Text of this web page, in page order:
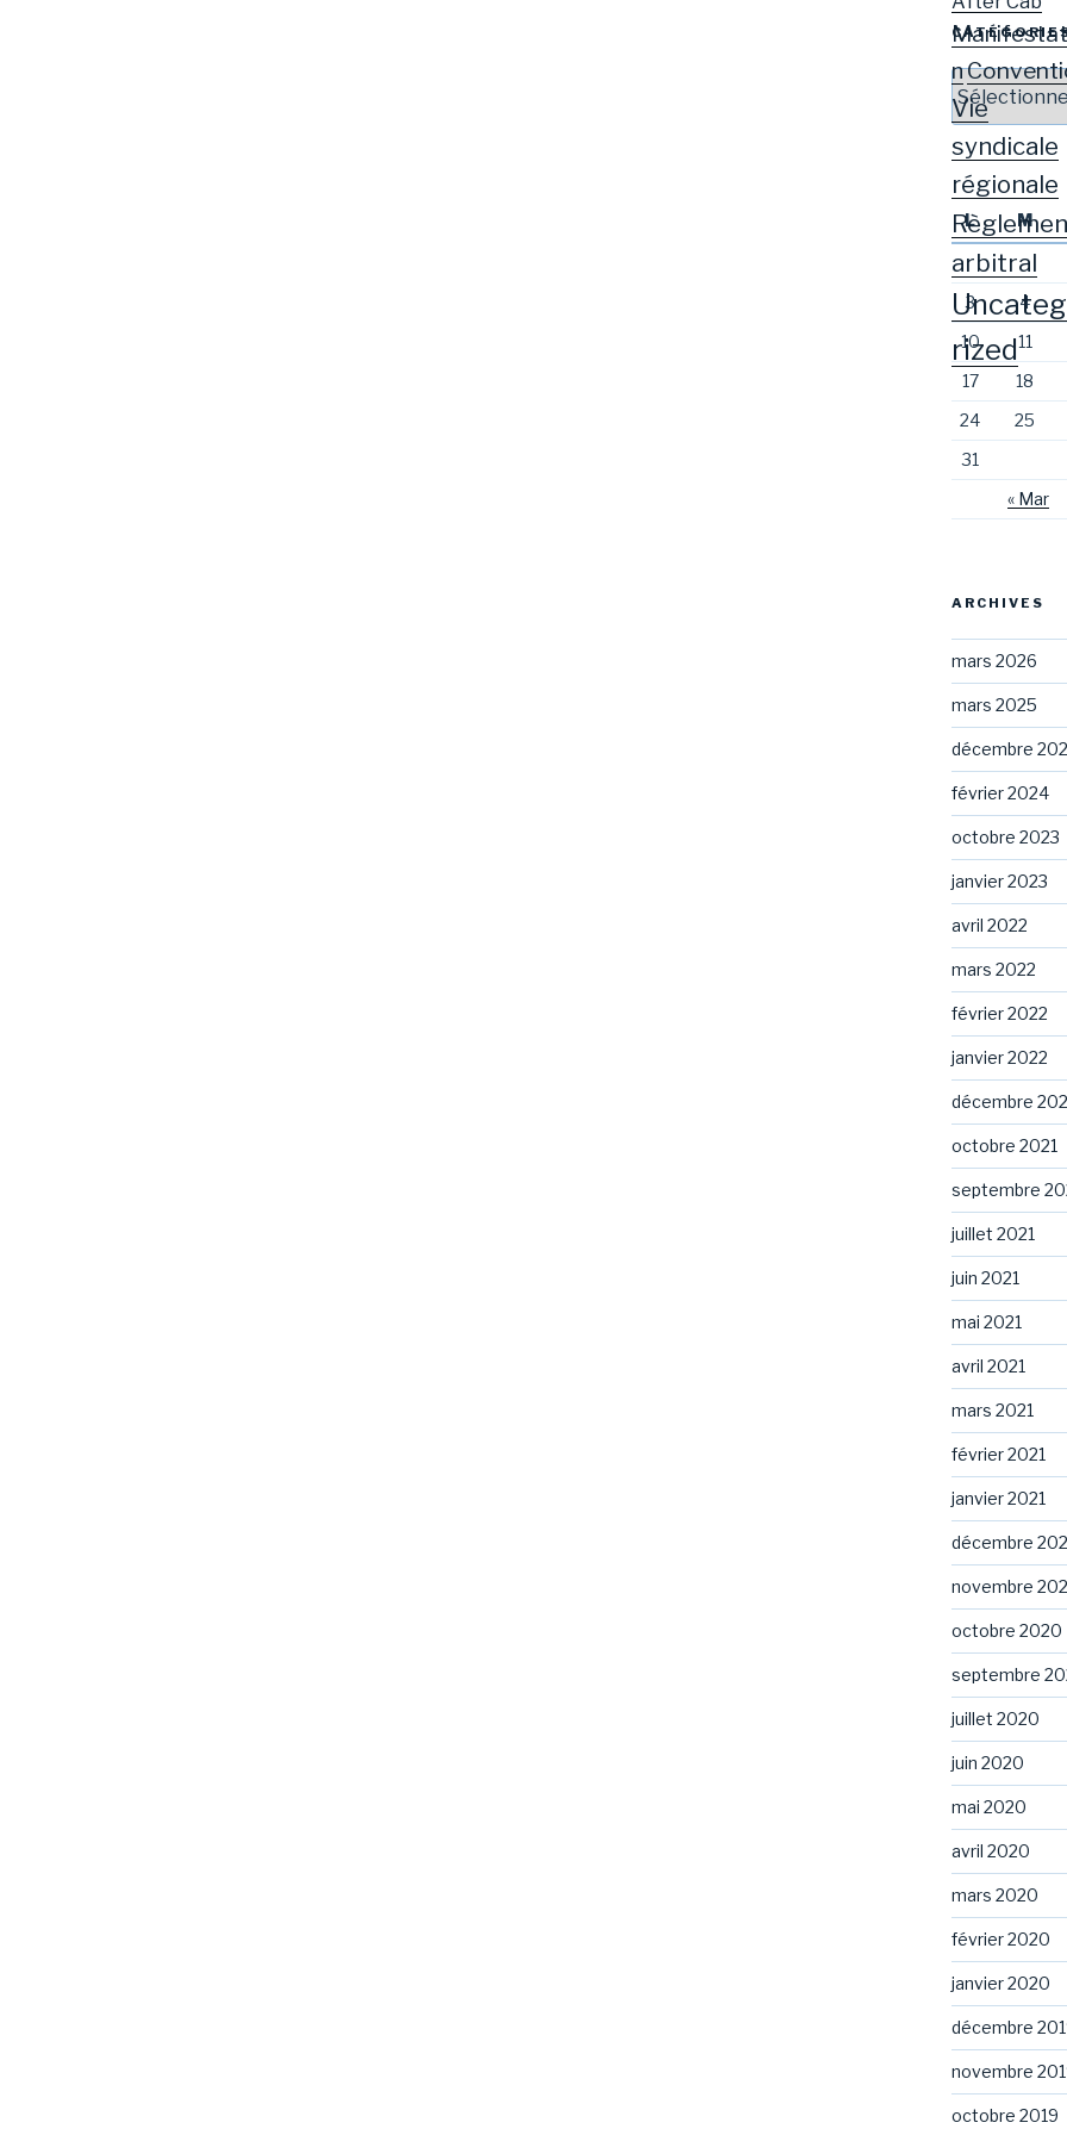
n
Vie
syndicale
régionale
arbitral
rized
Catégories
L M
« Mar
3
4
10
11
17
18
24
25
31
ARCHIVES
mars 2026
mars 2025
décembre
février 2024
octobre 2023
janvier 2023
avril 2022
mars 2022
février 2022
janvier 2022
décembre
octobre 2021
septembre
juillet 2021
juin 2021
mai 2021
avril 2021
mars 2021
février 2021
janvier 2021
décembre
novembre
octobre 2020
septembre
juillet 2020
juin 2020
mai 2020
avril 2020
mars 2020
février 2020
janvier 2020
décembre
novembre
octobre 2019